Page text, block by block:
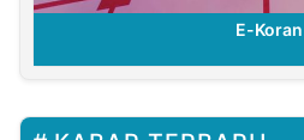
E-Koran